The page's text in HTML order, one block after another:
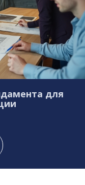
для